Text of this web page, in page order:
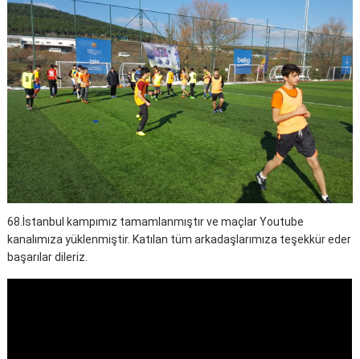
68.İstanbul kampımız tamamlanmıştır ve maçlar Youtube
kanalımıza yüklenmiştir. Katılan tüm arkadaşlarımıza teşekkür eder
başarılar dileriz.